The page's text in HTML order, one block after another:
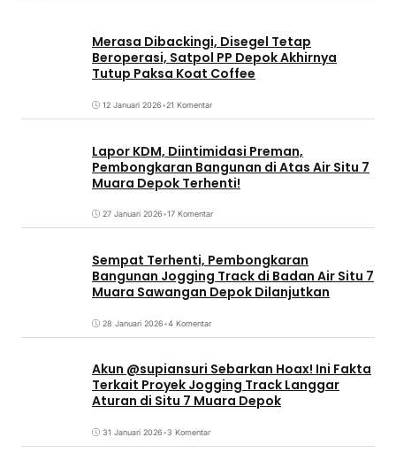
Merasa Dibackingi, Disegel Tetap
Beroperasi, Satpol PP Depok Akhirnya
Tutup Paksa Koat Coffee
12 Januari 2026•21 Komentar
Lapor KDM, Diintimidasi Preman,
Pembongkaran Bangunan di Atas Air Situ 7
Muara Depok Terhenti!
27 Januari 2026•17 Komentar
Sempat Terhenti, Pembongkaran
Bangunan Jogging Track di Badan Air Situ 7
Muara Sawangan Depok Dilanjutkan
28 Januari 2026•4 Komentar
Akun @supiansuri Sebarkan Hoax! Ini Fakta
Terkait Proyek Jogging Track Langgar
Aturan di Situ 7 Muara Depok
31 Januari 2026•3 Komentar